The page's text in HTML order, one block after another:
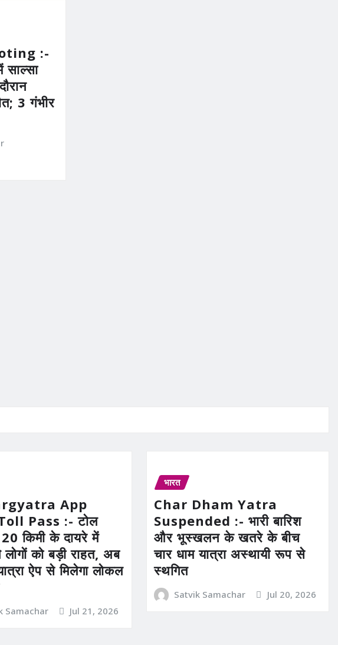
:-
साल्सा
3 गंभीर
App
Pass :- टोल
किमी के दायरे में
को बड़ी राहत, अब
ऐप से मिलेगा लोकल
Samachar Jul 21, 2026
भारत
Char Dham Yatra
Suspended :- भारी बारिश
और भूस्खलन के खतरे के बीच
चार धाम यात्रा अस्थायी रूप से
स्थगित
Satvik Samachar Jul 20, 2026